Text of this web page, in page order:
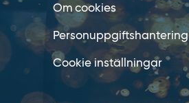
Om cookies
Personuppgiftshantering
Cookie inställningar